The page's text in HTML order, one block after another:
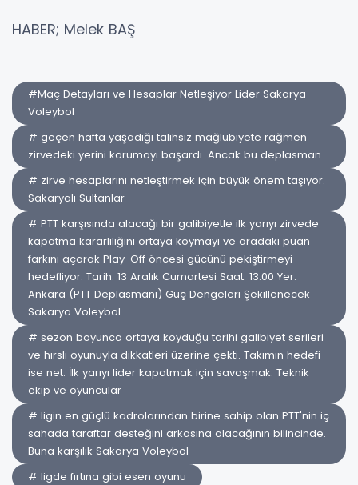
HABER; Melek BAŞ
#Maç Detayları ve Hesaplar Netleşiyor Lider Sakarya
Voleybol
# geçen hafta yaşadığı talihsiz mağlubiyete rağmen
zirvedeki yerini korumayı başardı. Ancak bu deplasman
# zirve hesaplarını netleştirmek için büyük önem taşıyor.
Sakaryalı Sultanlar
# PTT karşısında alacağı bir galibiyetle ilk yarıyı zirvede
kapatma kararlılığını ortaya koymayı ve aradaki puan
farkını açarak Play-Off öncesi gücünü pekiştirmeyi
hedefliyor. Tarih: 13 Aralık Cumartesi Saat: 13:00 Yer:
Ankara (PTT Deplasmanı) Güç Dengeleri Şekillenecek
Sakarya Voleybol
# sezon boyunca ortaya koyduğu tarihi galibiyet serileri
ve hırslı oyunuyla dikkatleri üzerine çekti. Takımın hedefi
ise net: İlk yarıyı lider kapatmak için savaşmak. Teknik
ekip ve oyuncular
# ligin en güçlü kadrolarından birine sahip olan PTT'nin iç
sahada taraftar desteğini arkasına alacağının bilincinde.
Buna karşılık Sakarya Voleybol
# ligde fırtına gibi esen oyunu